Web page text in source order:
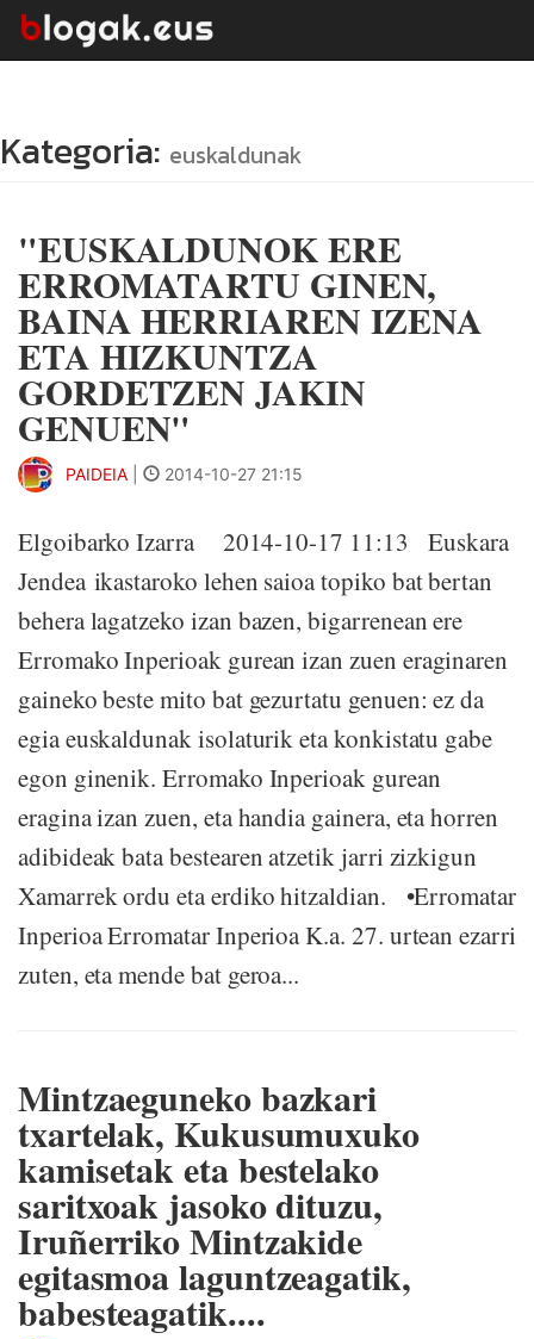
Kategoria: euskaldunak
"EUSKALDUNOK ERE
ERROMATARTU GINEN,
BAINA HERRIAREN IZENA
ETA HIZKUNTZA
GORDETZEN JAKIN
GENUEN"
PAIDEIA 2014-10-27 21:15
Elgoibarko Izarra 2014-10-17 11:13 Euskara
Jendea ikastaroko lehen saioa topiko bat bertan
behera lagatzeko izan bazen, bigarrenean ere
Erromako Inperioak gurean izan zuen eraginaren
gaineko beste mito bat gezurtatu genuen: ez da
egia euskaldunak isolaturik eta konkistatu gabe
egon ginenik. Erromako Inperioak gurean
eragina izan zuen, eta handia gainera, eta horren
adibideak bata bestearen atzetik jarri zizkigun
Xamarrek ordu eta erdiko hitzaldian. •Erromatar
Inperioa Erromatar Inperioa K.a. 27. urtean ezarri
zuten, eta mende bat geroa...
Mintzaeguneko bazkari
txartelak, Kukusumuxuko
kamisetak eta bestelako
saritxoak jasoko dituzu,
Iruñerriko Mintzakide
egitasmoa laguntzeagatik,
babesteagatik....